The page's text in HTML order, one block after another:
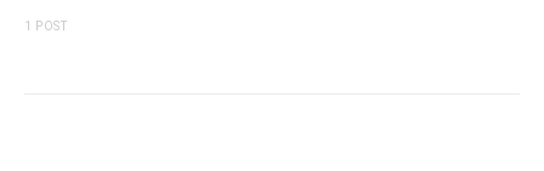
1 POST